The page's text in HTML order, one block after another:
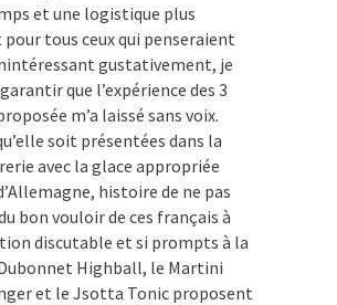
et une logistique plus
pour tous ceux qui penseraient
gustativement, je
que l’expérience des 3
m’a laissé sans voix.
soit présentées dans la
avec la glace appropriée
histoire de ne pas
bon vouloir de ces français à
discutable et si prompts à la
Highball, le Martini
et le Jsotta Tonic proposent